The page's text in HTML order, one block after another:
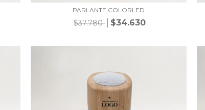
PARLANTE COLORLED
$37.780 $34.630